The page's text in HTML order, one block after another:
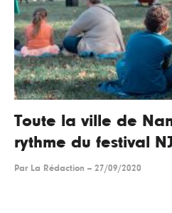
Toute la ville de
rythme du festival
Par La Rédaction -- 27/09/2020